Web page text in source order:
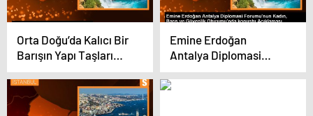
Orta Doğu’da Kalıcı Bir
Barışın Yapı Taşları
Paneli Düzenlendi
Emine Erdoğan
Antalya Diplomasi
Forumu’nun Kadın,
Barış ve Güvenlik